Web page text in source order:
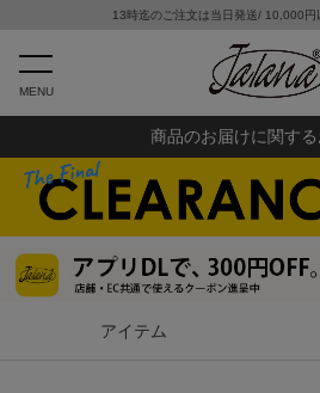
13時迄のご注文は当日発送/ 10,000円
MENU
商品のお届けに関す
アイテム